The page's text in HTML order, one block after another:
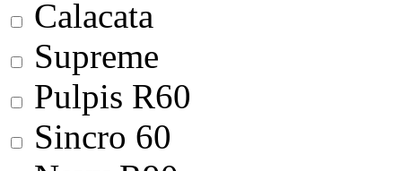
Calacata
Supreme
Pulpis R60
Sincro 60